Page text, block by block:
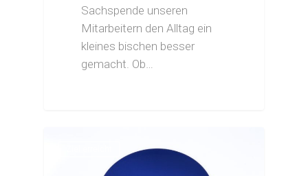
Sachspende unseren
Mitarbeitern den Alltag ein
kleines bischen besser
gemacht. Ob…